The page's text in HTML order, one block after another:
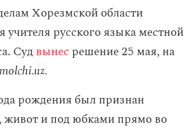
Хорезмской области
русского языка местной
Судвынесрешение 25 мая, на
рождения был признан
живот и под юбками прямо во